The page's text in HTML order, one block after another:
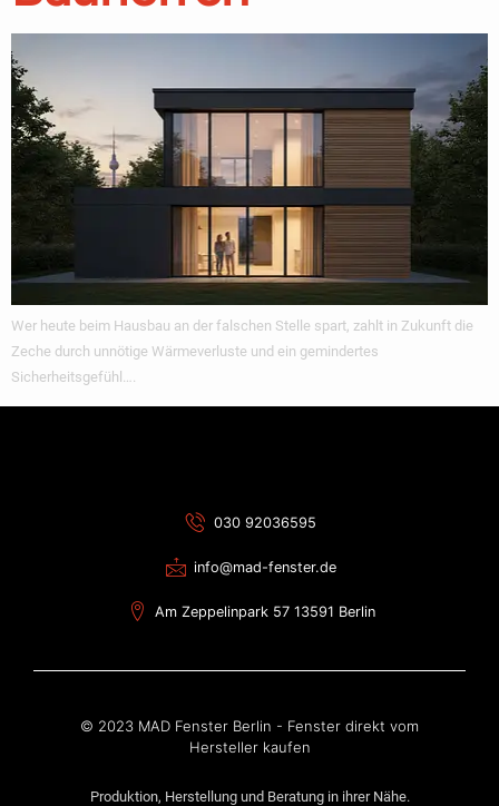
Wer heute beim Hausbau an der falschen Stelle spart, zahlt in Zukunft die
Zeche durch unnötige Wärmeverluste und ein gemindertes
Sicherheitsgefühl….
030 92036595
info@mad-fenster.de
Am Zeppelinpark 57 13591 Berlin
© 2023 MAD Fenster Berlin - Fenster direkt vom
Hersteller kaufen
Produktion, Herstellung und Beratung in ihrer Nähe.